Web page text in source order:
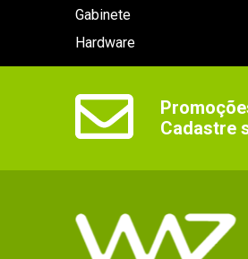
Gabinete
Hardware
Cadastre